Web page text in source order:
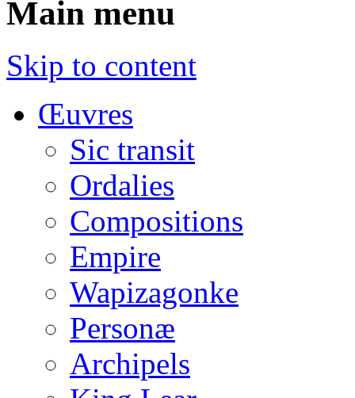
Main menu
Skip to content
Œuvres
Sic transit
Ordalies
Compositions
Empire
Wapizagonke
Personæ
Archipels